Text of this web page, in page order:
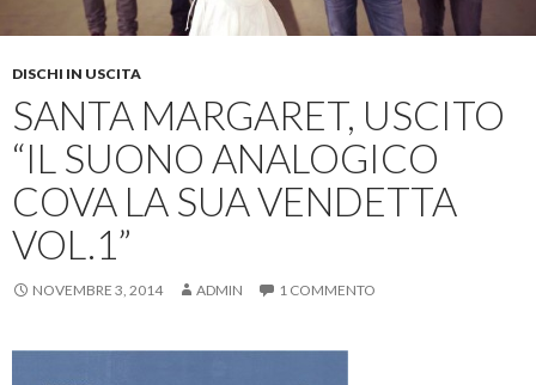
DISCHI IN USCITA
SANTA MARGARET, USCITO
“IL SUONO ANALOGICO
COVA LA SUA VENDETTA
VOL.1”
NOVEMBRE 3, 2014 ADMIN 1 COMMENTO